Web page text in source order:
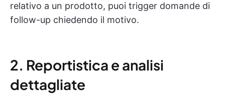
relativo a un prodotto, puoi trigger domande di
follow-up chiedendo il motivo.
2. Reportistica e analisi
dettagliate